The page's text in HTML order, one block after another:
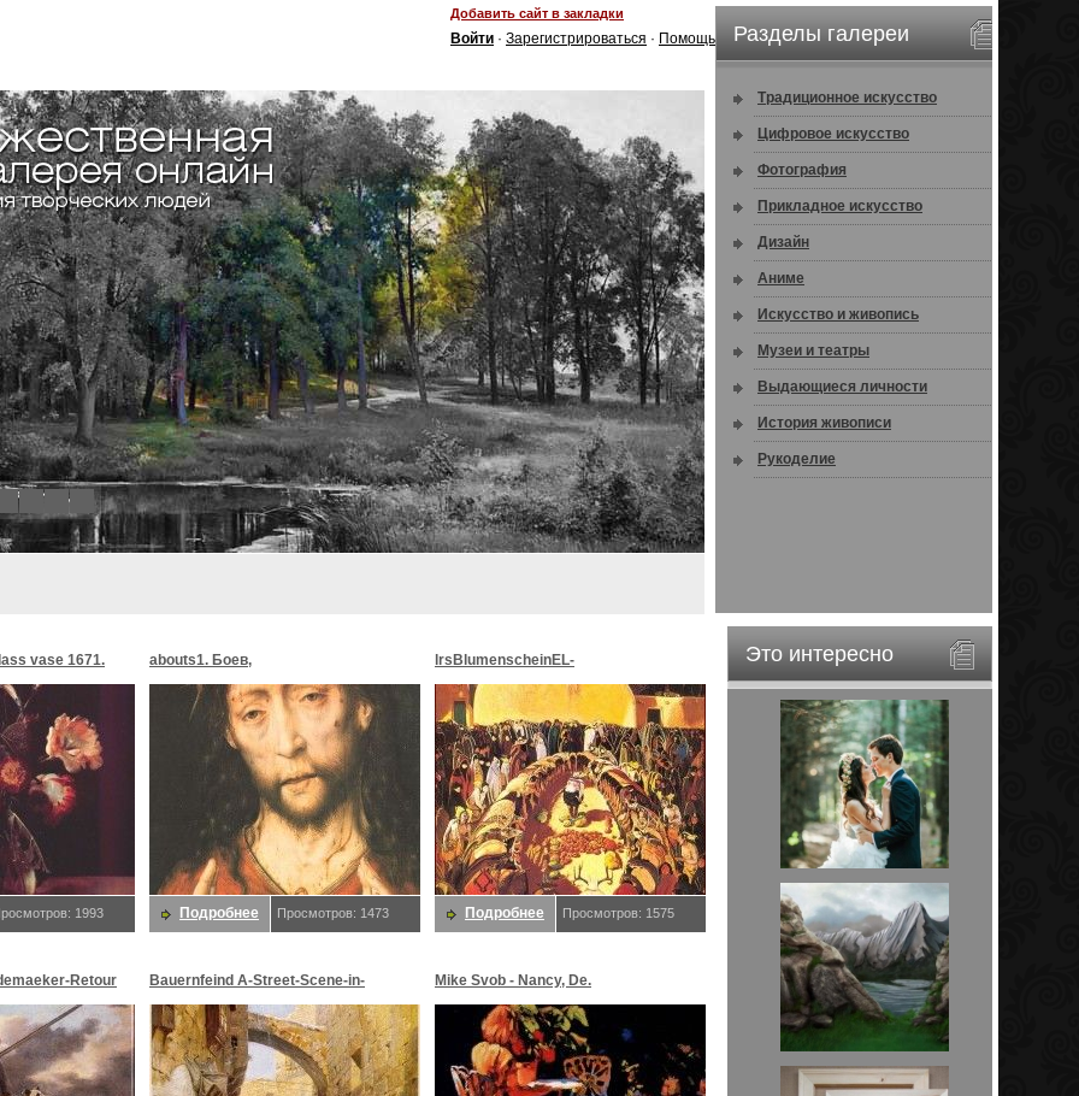
Добавить сайт в закладки
Войти · Зарегистрироваться · Помощь
8
Разделы галереи
Традиционное искусство
Цифровое искусство
Фотография
Прикладное искусство
Дизайн
Аниме
Искусство и живопись
Музеи и театры
Выдающиеся личности
История живописи
Рукоделие
Это интересно
vase 1671.
1993
abouts1. Боев,
Подробнее Просмотров: 1473
lrsBlumenscheinEL-
MoonMorningstar&EveStar.
Blumenschein,
Подробнее Просмотров: 1575
Retour Bauernfeind A-Street-Scene-in-
Jerusalem-sj. Bauernfeind,
Mike Svob - Nancy, De.